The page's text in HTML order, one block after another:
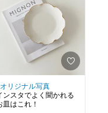
リジナル写真
ンスタでよく聞かれる
皿はこれ！